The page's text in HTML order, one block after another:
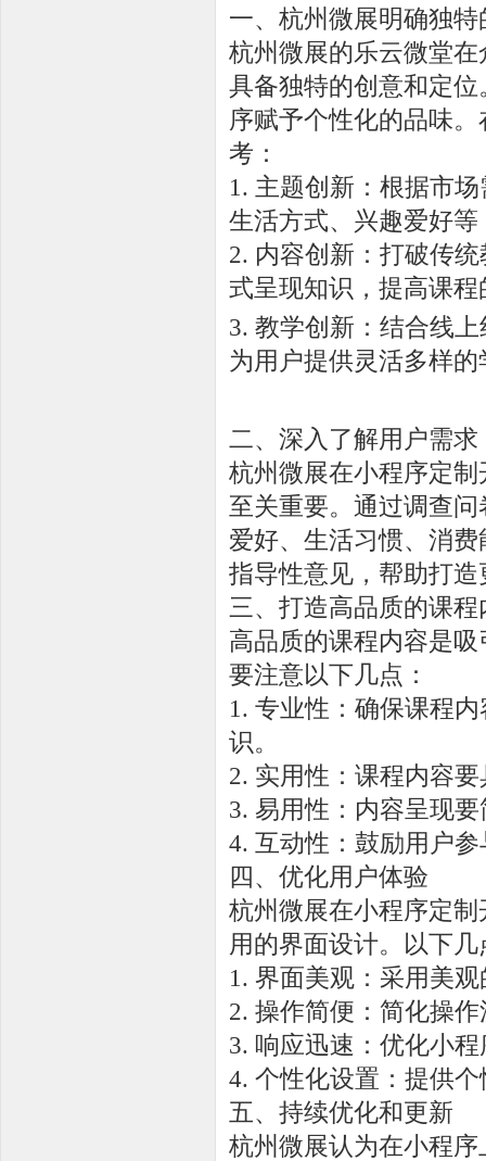
一、杭州微展明确独
杭州微展的乐云微堂
具备独特的创意和定
序赋予个性化的品味
考：
1. 主题创新：根据市
生活方式、兴趣爱好
2. 内容创新：打破传
式呈现知识，提高课
3. 教学创新：结合线
为用户提供灵活多样
二、深入了解用户需求
杭州微展在小程序定
至关重要。通过调查
爱好、生活习惯、消
指导性意见，帮助打
三、打造高品质的课程
高品质的课程内容是
要注意以下几点：
1. 专业性：确保课程
识。
2. 实用性：课程内容
3. 易用性：内容呈现
4. 互动性：鼓励用户
四、优化用户体验
杭州微展在小程序定
用的界面设计。以下
1. 界面美观：采用美
2. 操作简便：简化操
3. 响应迅速：优化小
4. 个性化设置：提供
五、持续优化和更新
杭州微展认为在小程